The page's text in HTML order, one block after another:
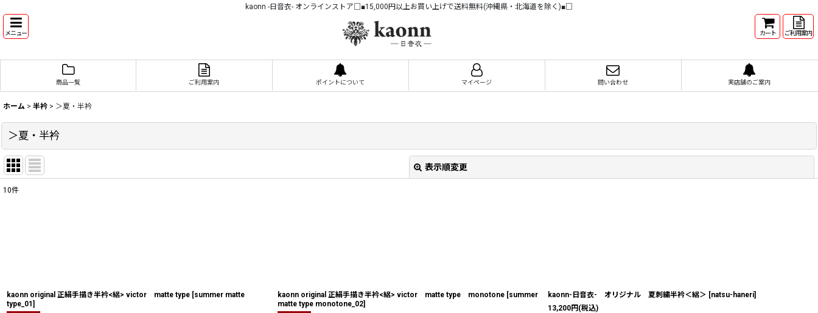
kaonn -日音衣- オンラインストア□■15,000円以上お買い上げで送料無料(沖縄県・北海道を除く)■□
メニュー カート ご利用案内
商品一覧 ご利用案内 ポイントについて マイページ 問い合わせ 実店舗のご案内
ホーム > 半衿 > ＞夏・半衿
＞夏・半衿
表示順変更
10件
kaonn original 正絹手描き半衿<絽> victor matte type [summer matte
type_01]
kaonn original 正絹手描き半衿<絽> victor matte type monotone [summer
matte type monotone_02]
kaonn-日音衣- オリジナル 夏刺繍半衿＜絽＞ [natsu-haneri]
13,200円 (税込)